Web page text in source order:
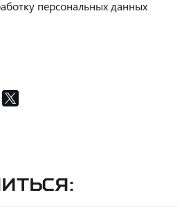
персональных данных